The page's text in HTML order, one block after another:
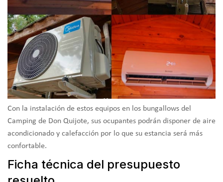
Con la instalación de estos equipos en los bungallows del
Camping de Don Quijote, sus ocupantes podrán disponer de aire
acondicionado y calefacción por lo que su estancia será más
confortable.
Ficha técnica del presupuesto